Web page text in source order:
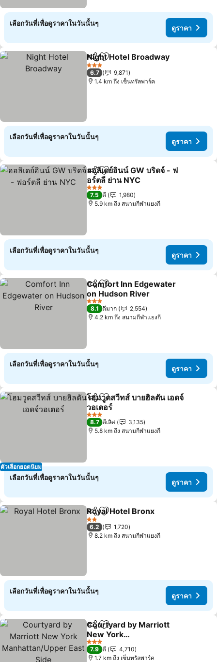
เลือกวันที่เพื่อดูราคาในวันนั้นๆ
ดูราคา
แชร์ เพิ่มในรายการโปรด
Night Hotel Broadway
3 ดาว
6.7
9,871
1.4 km ถึง เซ็นทรัลพาร์ค
เลือกวันที่เพื่อดูราคาในวันนั้นๆ
ดูราคา
แชร์ เพิ่มในรายการโปรด
ฮอลิเดย์อินน์ GW บริดจ์ - ฟ
อร์ตลี ย่าน NYC
3 ดาว
7.5 ดี
1,980
5.9 km ถึง สนามกีฬาแยงกี
เลือกวันที่เพื่อดูราคาในวันนั้นๆ
ดูราคา
แชร์ เพิ่มในรายการโปรด
Comfort Inn Edgewater
on Hudson River
3 ดาว
8.1 ดีมาก
2,554
4.2 km ถึง สนามกีฬาแยงกี
เลือกวันที่เพื่อดูราคาในวันนั้นๆ
ดูราคา
ตัวเลือกยอดนิยม
แชร์ เพิ่มในรายการโปรด
โฮมวูดสวีทส์ บายฮิลตัน เอดจ์
วอเตอร์
3 ดาว
8.7 ดีเลิศ
3,135
5.8 km ถึง สนามกีฬาแยงกี
เลือกวันที่เพื่อดูราคาในวันนั้นๆ
ดูราคา
แชร์ เพิ่มในรายการโปรด
Royal Hotel Bronx
2 ดาว
6.2
1,720
8.2 km ถึง สนามกีฬาแยงกี
เลือกวันที่เพื่อดูราคาในวันนั้นๆ
ดูราคา
แชร์ เพิ่มในรายการโปรด
Courtyard by Marriott
New York
Manhattan/Upper East
Side
3 ดาว
7.9 ดี
4,710
1.7 km ถึง เซ็นทรัลพาร์ค